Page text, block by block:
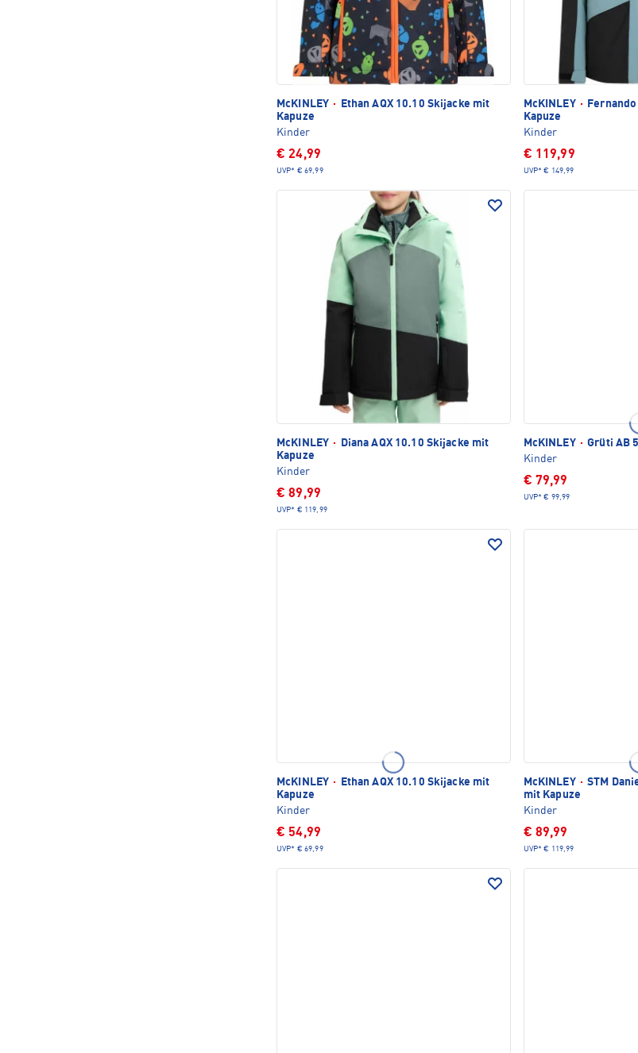
McKINLEY ·
Ethan AQX 10.10 Skijacke mit
Kapuze
Kinder
€ 24,99
UVP* € 69,99
McKINLEY ·
Kapuze
Kinder
€ 119,99
UVP* € 149,99
McKINLEY ·
Diana AQX 10.10 Skijacke mit
Kapuze
Kinder
€ 89,99
UVP* € 119,99
McKINLEY · Grüti AB
Kinder
€ 79,99
UVP* € 99,99
McKINLEY ·
Ethan AQX 10.10 Skijacke mit
Kapuze
Kinder
€ 54,99
UVP* € 69,99
McKINLEY · STM
mit Kapuze
Kinder
€ 89,99
UVP* € 119,99